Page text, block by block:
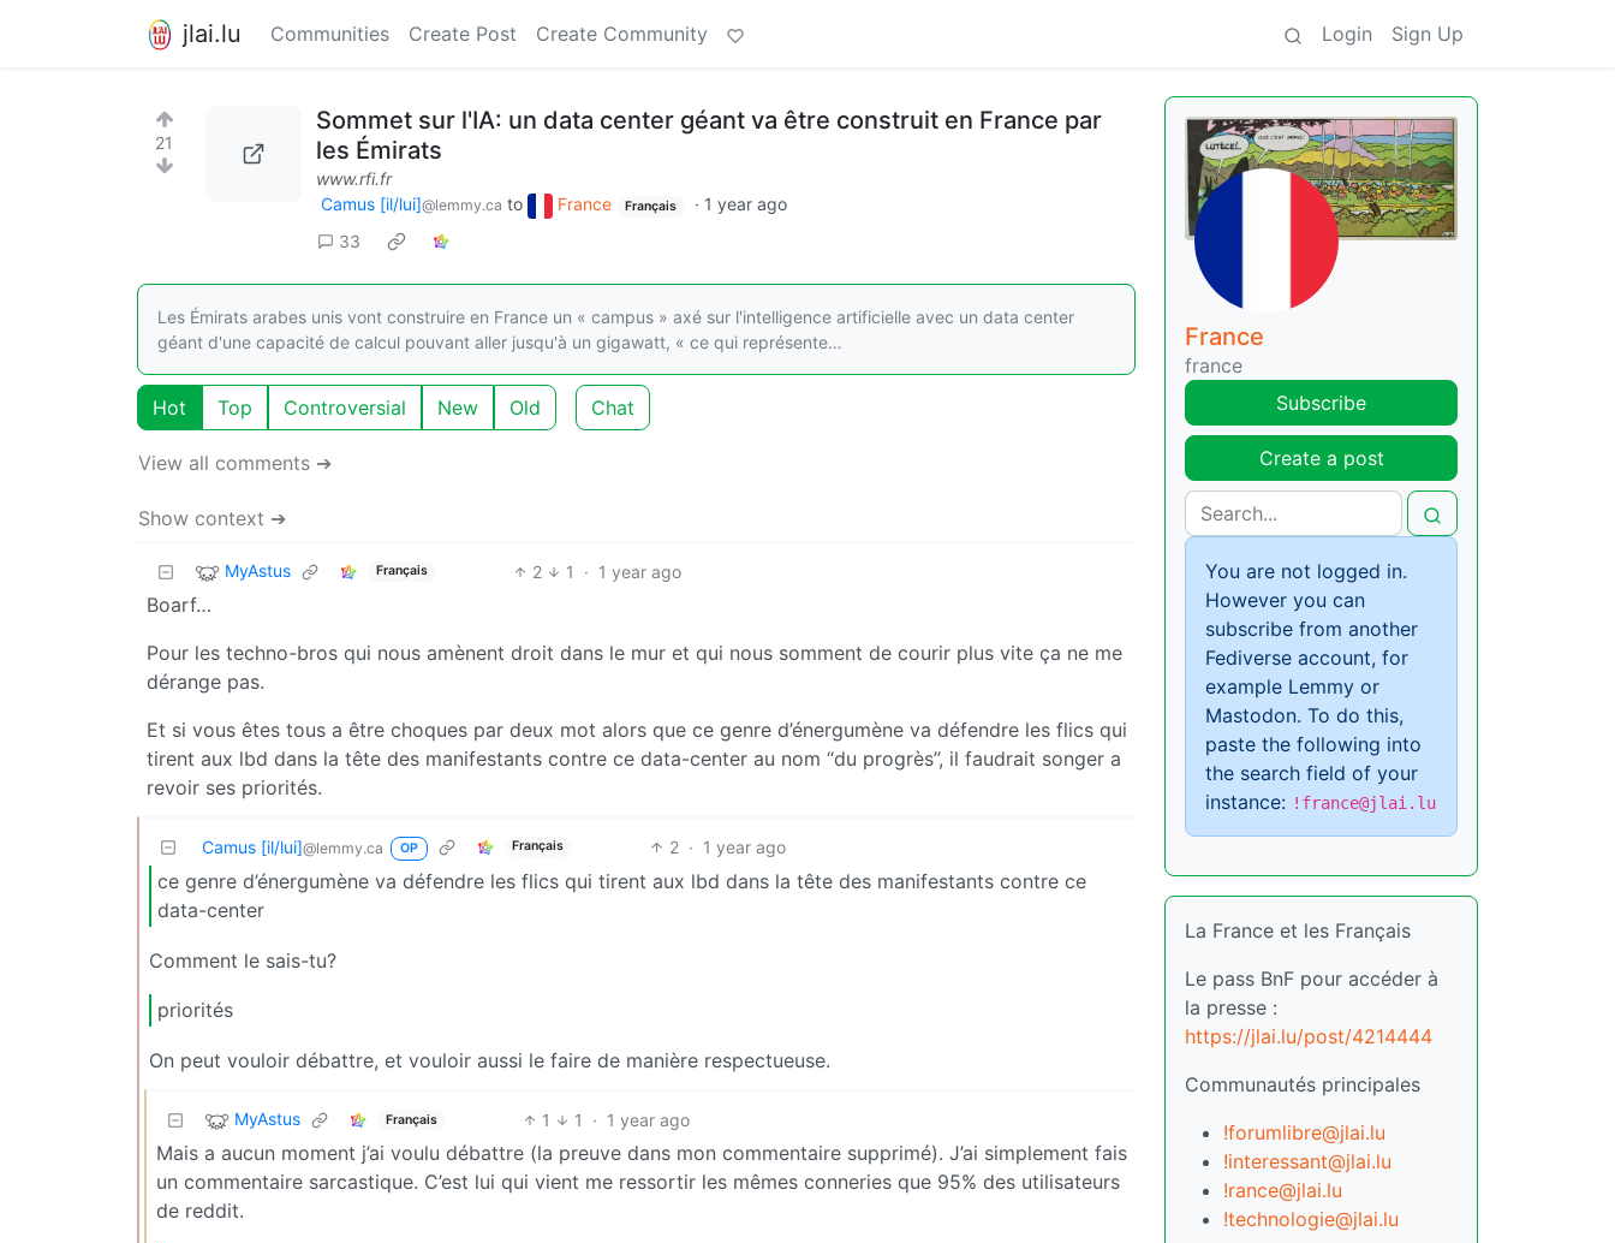
jlai.lu Communities Create Post Create Community Login Sign Up
21
Sommet sur l'IA: un data center géant va être construit en France par
les Émirats
www.rfi.fr
Camus [il/lui]@lemmy.ca to France Français · 1 year ago
33
Les Émirats arabes unis vont construire en France un « campus » axé sur l'intelligence artificielle avec un data center
géant d'une capacité de calcul pouvant aller jusqu'à un gigawatt, « ce qui représente…
Hot Top Controversial New Old Chat
View all comments ➔
Show context ➔
MyAstus Français 2 1 · 1 year ago
Boarf…
Pour les techno-bros qui nous amènent droit dans le mur et qui nous somment de courir plus vite ça ne me
dérange pas.
Et si vous êtes tous a être choques par deux mot alors que ce genre d’énergumène va défendre les flics qui
tirent aux lbd dans la tête des manifestants contre ce data-center au nom “du progrès”, il faudrait songer a
revoir ses priorités.
Camus [il/lui]@lemmy.ca OP Français 2 · 1 year ago
ce genre d’énergumène va défendre les flics qui tirent aux lbd dans la tête des manifestants contre ce
data-center
Comment le sais-tu?
priorités
On peut vouloir débattre, et vouloir aussi le faire de manière respectueuse.
MyAstus Français 1 1 · 1 year ago
Mais a aucun moment j’ai voulu débattre (la preuve dans mon commentaire supprimé). J’ai simplement fais
un commentaire sarcastique. C’est lui qui vient me ressortir les mêmes conneries que 95% des utilisateurs
de reddit.
France
france
Subscribe
Create a post
You are not logged in.
However you can
subscribe from another
Fediverse account, for
example Lemmy or
Mastodon. To do this,
paste the following into
the search field of your
instance: !france@jlai.lu
La France et les Français
Le pass BnF pour accéder à
la presse :
https://jlai.lu/post/4214444
Communautés principales
!forumlibre@jlai.lu
!interessant@jlai.lu
!rance@jlai.lu
!technologie@jlai.lu